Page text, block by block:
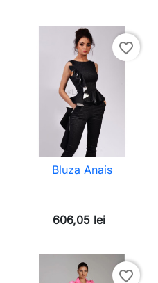
favorite_border
Bluza Anais
606,05 lei
favorite_border